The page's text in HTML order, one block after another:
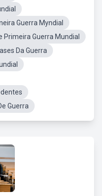
Guerra Myndial
Guerra Mundial
Da Guerra
Guerra